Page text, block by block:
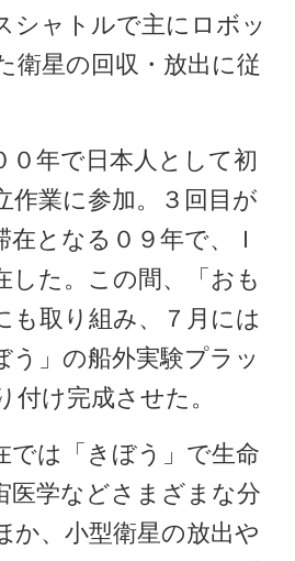
シャトルで主にロボッ
衛星の回収・放出に従
年で日本人として初
作業に参加。３回目が
在となる０９年で、Ｉ
した。この間、「おも
も取り組み、７月には
う」の船外実験プラッ
付け完成させた。
は「きぼう」で生命
医学などさまざまな分
か、小型衛星の放出や